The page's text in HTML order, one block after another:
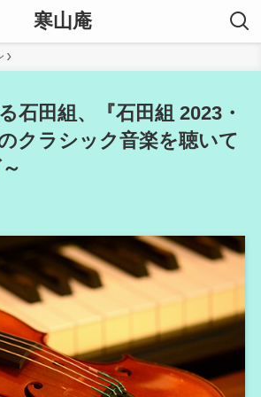
寒山庵
石田組、『石田組 2023・
クラシック音楽を聴いて